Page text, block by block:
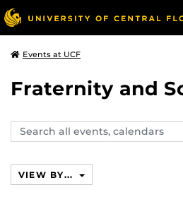
Events at UCF
Fraternity and
Search
events,
VIEW BY...